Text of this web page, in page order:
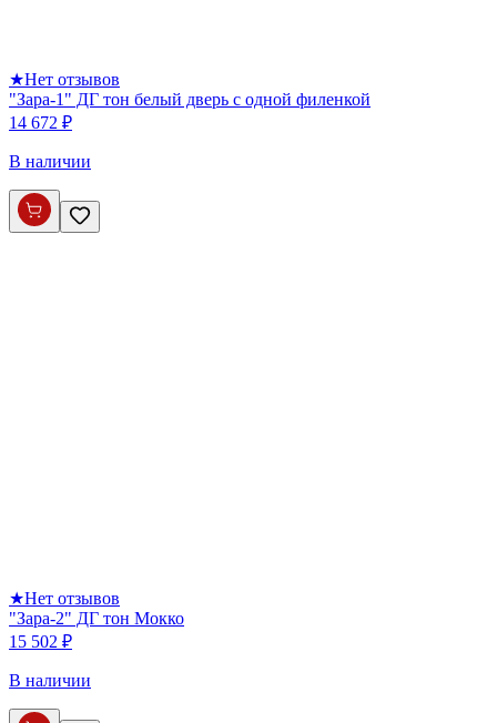
★Нет отзывов
"Зара-1" ДГ тон белый дверь с одной филенкой
14 672 ₽
В наличии
★Нет отзывов
"Зара-2" ДГ тон Мокко
15 502 ₽
В наличии